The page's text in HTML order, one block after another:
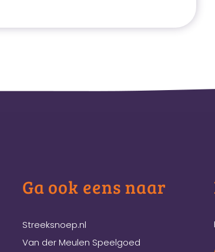
Ga ook eens naar
Streeksnoep.nl
Van der Meulen Speelgoed